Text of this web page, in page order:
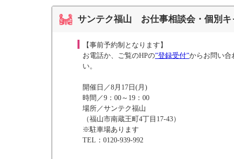
サンテク福山 お仕事相談会・個別キ
【事前予約制となります】
お電話か、ご覧のHPの”登録受付”からお問い合
い。
開催日／8月17日(月)
時間／9：00～19：00
場所／サンテク福山
（福山市南蔵王町4丁目17-43）
※駐車場あります
TEL：0120-939-992